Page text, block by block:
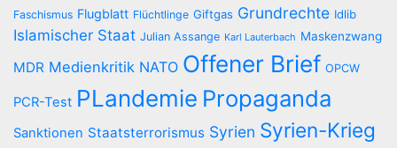
Faschismus Flugblatt Flüchtlinge Giftgas Grundrechte Idlib
Islamischer Staat Julian Assange Karl Lauterbach Maskenzwang
MDR Medienkritik NATO Offener Brief OPCW
PCR-Test PLandemie Propaganda
Sanktionen Staatsterrorismus Syrien Syrien-Krieg